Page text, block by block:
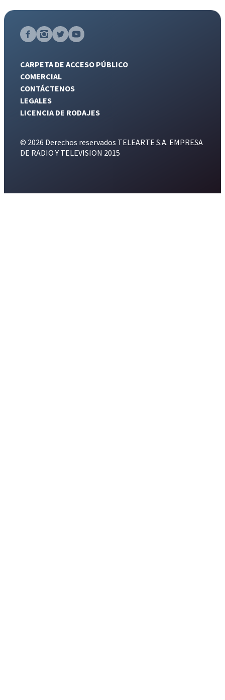
CARPETA DE ACCESO PÚBLICO
COMERCIAL
CONTÁCTENOS
LEGALES
LICENCIA DE RODAJES
© 2026 Derechos reservados TELEARTE S.A. EMPRESA
DE RADIO Y TELEVISION 2015